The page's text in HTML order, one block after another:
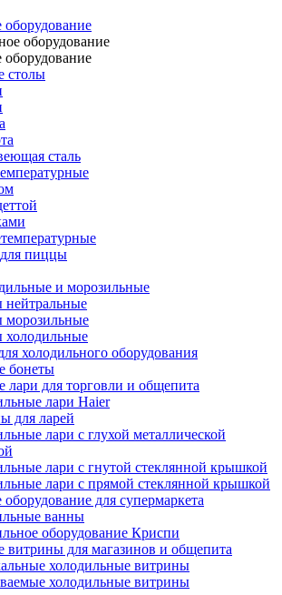
оборудование
столы
сталь
пиццы
и морозильные
нейтральные
морозильные
холодильные
холодильного оборудования
бонеты
лари для торговли и общепита
лари Haier
для ларей
лари с глухой металлической
лари с гнутой стеклянной крышкой
лари с прямой стеклянной крышкой
для супермаркета
ванны
оборудование Криспи
витрины для магазинов и общепита
холодильные витрины
холодильные витрины